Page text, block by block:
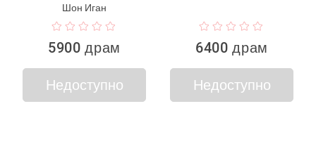
Шон Иган
5900 драм
Недоступно
6400 драм
Недоступно